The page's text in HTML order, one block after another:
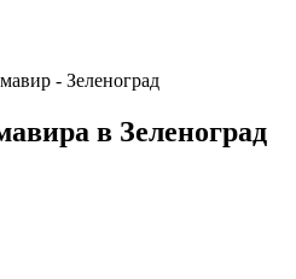
- Зеленоград
в Зеленоград